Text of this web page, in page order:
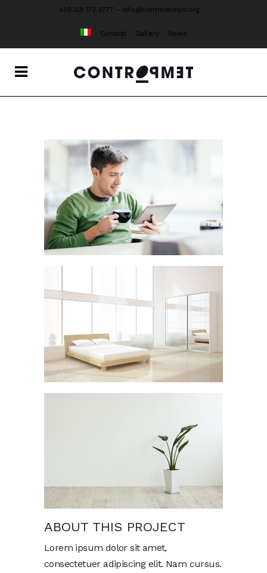
+39 331 172 2777 – info@controtempo.org
Contatti Gallery News
ABOUT THIS PROJECT
Lorem ipsum dolor sit amet,
consectetuer adipiscing elit. Nam cursus.